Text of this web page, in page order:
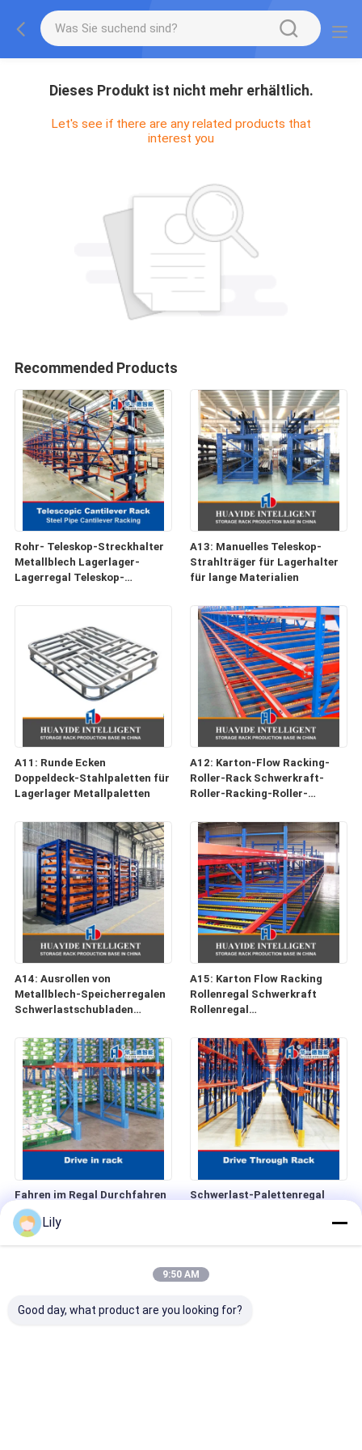
Dieses Produkt ist nicht mehr erhältlich.
Let's see if there are any related products that
interest you
Recommended Products
Rohr- Teleskop-Streckhalter
Metallblech Lagerlager-
Lagerregal Teleskop-
A13: Manuelles Teleskop-
Strahlträger für Lagerhalter
für lange Materialien
A11: Runde Ecken
Doppeldeck-Stahlpaletten für
Lagerlager Metallpaletten
A12: Karton-Flow Racking-
Roller-Rack Schwerkraft-
Roller-Racking-Roller-
A14: Ausrollen von
Metallblech-Speicherregalen
Schwerlastschubladen
Schubladenregalen
Schubladenregalen für die
Speicherung von Blechen
A15: Karton Flow Racking
Rollenregal Schwerkraft
Rollenregal
Fahren im Regal Durchfahren
Regal Lagerlager Regal
Schwerlast-Palettenregal
Lily
9:50 AM
Good day, what product are you looking for?